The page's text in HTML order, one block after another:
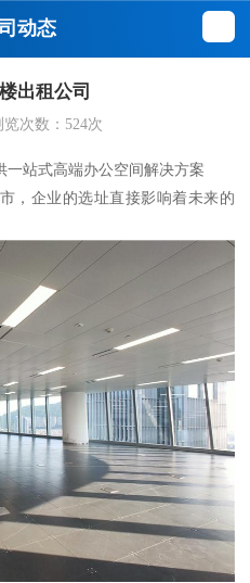
动态
出租公司
览次数： 524次
站式高端办公空间解决方案
，企业的选址直接影响着未来的